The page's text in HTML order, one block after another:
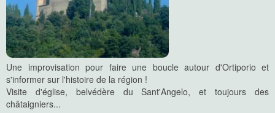
Une improvisation pour faire une boucle autour d'Ortiporio et
s'informer sur l'histoire de la région !
Visite d'église, belvédère du Sant'Angelo, et toujours des
châtaigniers...